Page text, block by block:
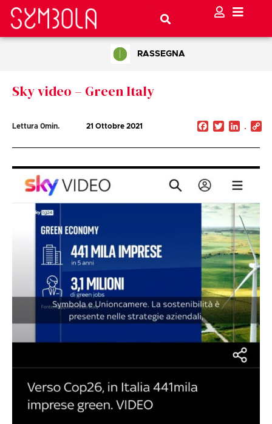
RASSEGNA
Sky video – Green Italy
Lettura 0min. 21 Ottobre 2021 Facebook
Twitter